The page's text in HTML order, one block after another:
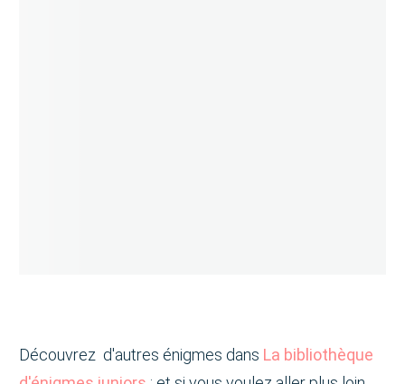
Découvrez d'autres énigmes dans La bibliothèque